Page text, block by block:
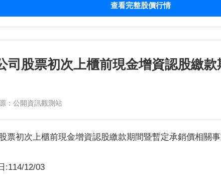
查看完整股價行情
司股票初次上櫃前現金增資認股繳
：公開資訊觀測站
票初次上櫃前現金增資認股繳款期間暨暫定承銷價相關
:114/12/03